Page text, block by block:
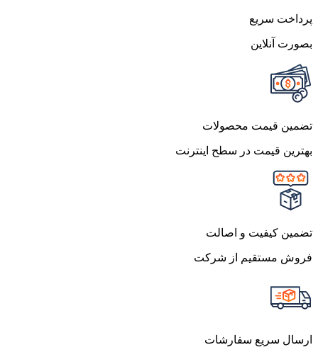
پرداخت سریع
بصورت آنلاین
تضمین قیمت محصولات
بهترین قیمت در سطح اینترنت
تضمین کیفیت و اصالت
فروش مستقیم از شرکت
ارسال سریع سفارشات